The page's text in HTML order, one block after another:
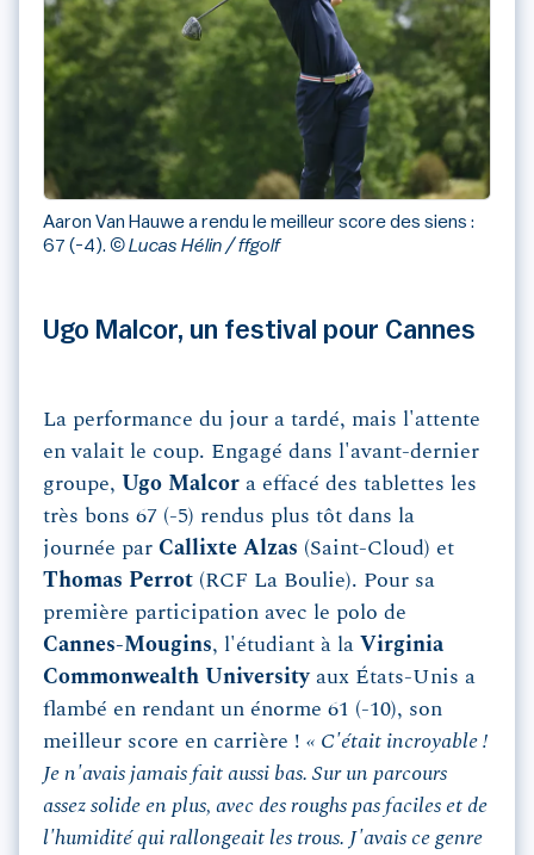
Aaron Van Hauwe a rendu le meilleur score des siens :
67 (-4). © Lucas Hélin / ffgolf
Ugo Malcor, un festival pour Cannes
La performance du jour a tardé, mais l'attente
en valait le coup. Engagé dans l'avant-dernier
groupe, Ugo Malcor a effacé des tablettes les
très bons 67 (-5) rendus plus tôt dans la
journée par Callixte Alzas (Saint-Cloud) et
Thomas Perrot (RCF La Boulie). Pour sa
première participation avec le polo de
Cannes-Mougins, l'étudiant à la Virginia
Commonwealth Universityaux États-Unis a
flambé en rendant un énorme 61 (-10), son
meilleur score en carrière ! « C'était incroyable !
Je n'avais jamais fait aussi bas. Sur un parcours
assez solide en plus, avec des roughs pas faciles et de
l'humidité qui rallongeait les trous. J'avais ce genre